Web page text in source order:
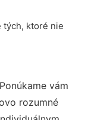
tých, ktoré nie
vám
rozumné